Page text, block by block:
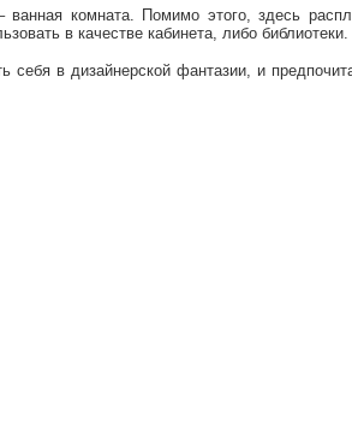
комната. Помимо этого, здесь
в качестве кабинета, либо библиотеки.
в дизайнерской фантазии, и